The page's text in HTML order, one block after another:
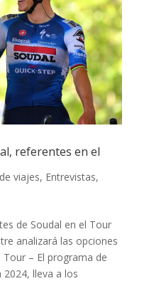
referentes en el
viajes, Entrevistas,
de Soudal en el Tour
analizará las opciones
Tour – El programa de
2024, lleva a los